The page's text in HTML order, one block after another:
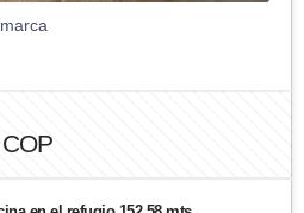
COP